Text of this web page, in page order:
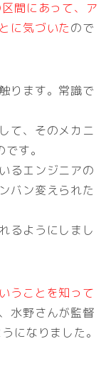
間にあって、ア
に気づいたので
ります。常識で
て、そのメカニ
す。
るエンジニアの
バン変えられた
るようにしまし
うことを知って
水野さんが監督
になりました。